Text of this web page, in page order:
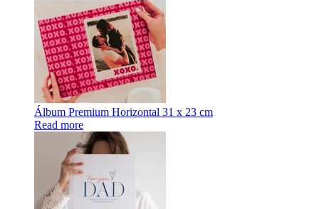
Álbum Premium Horizontal 31 x 23 cm
Read more